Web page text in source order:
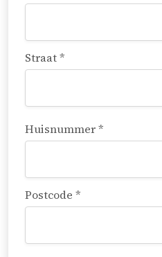
Straat *
Huisnummer *
Postcode *